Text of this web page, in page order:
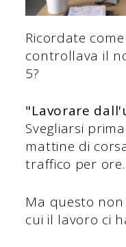
Ricordate
controllava il
5?
"Lavorare
Svegliarsi
mattine di
traffico per ore.
Ma questo
cui il lavoro ci